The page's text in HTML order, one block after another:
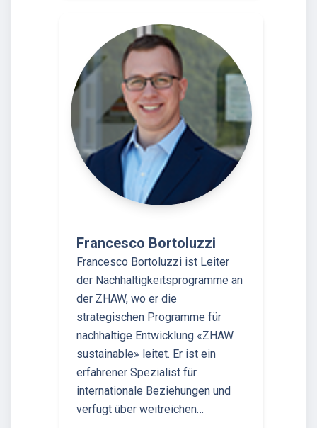
Francesco Bortoluzzi
Francesco Bortoluzzi ist Leiter
der Nachhaltigkeitsprogramme an
der ZHAW, wo er die
strategischen Programme für
nachhaltige Entwicklung «ZHAW
sustainable» leitet. Er ist ein
erfahrener Spezialist für
internationale Beziehungen und
verfügt über weitreichen…